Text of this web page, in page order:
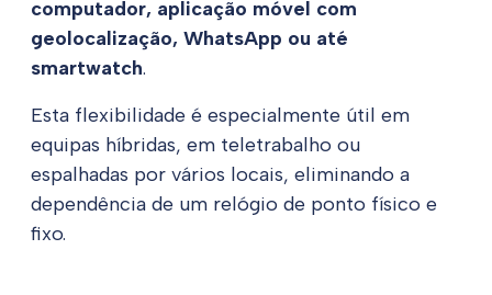
computador, aplicação móvel com
geolocalização, WhatsApp ou até
smartwatch.
Esta flexibilidade é especialmente útil em
equipas híbridas, em teletrabalho ou
espalhadas por vários locais, eliminando a
dependência de um relógio de ponto físico e
fixo.